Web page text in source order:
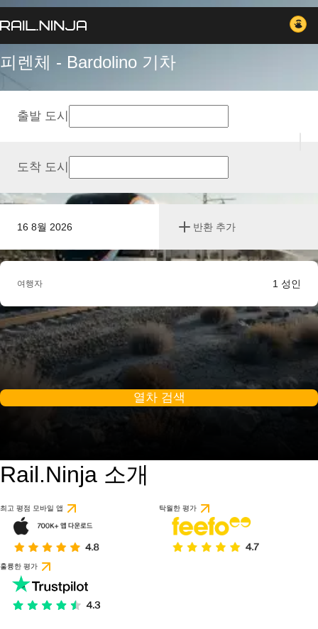
피렌체 - Bardolino 기차
16 8월 2026 반환 추가
출발 도시
도착 도시
여행자 1 성인
열차 검색
Rail.Ninja 소개
최고 평점 모바일 앱 탁월한 평가
훌륭한 평가